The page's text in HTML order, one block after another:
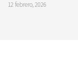
12 febrero, 2026